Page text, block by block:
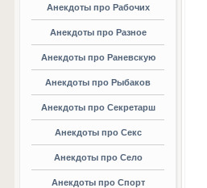
Анекдоты про Рабочих
Анекдоты про Разное
Анекдоты про Раневскую
Анекдоты про Рыбаков
Анекдоты про Секретарш
Анекдоты про Секс
Анекдоты про Село
Анекдоты про Спорт